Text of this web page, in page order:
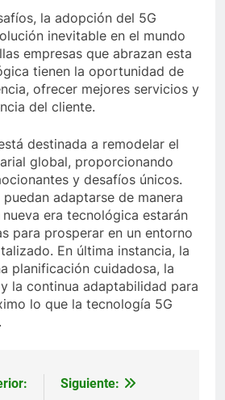
la adopción del 5G
inevitable en el mundo
empresas que abrazan esta
tienen la oportunidad de
ofrecer mejores servicios y
del cliente.
destinada a remodelar el
global, proporcionando
y desafíos únicos.
adaptarse de manera
era tecnológica estarán
para prosperar en un entorno
En última instancia, la
planificación cuidadosa, la
la continua adaptabilidad para
lo que la tecnología 5G
Siguiente: